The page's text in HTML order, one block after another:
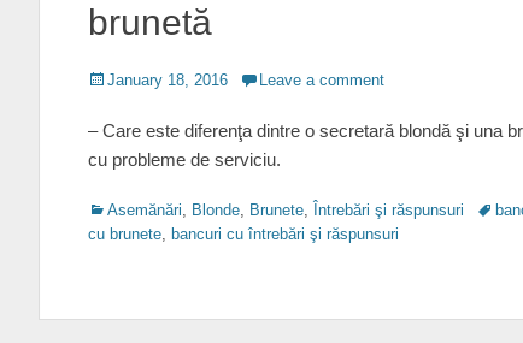
brunetă
Posted
January 18, 2016 Leave a comment
– Care este diferenţa dintre o secretară blondă şi una
cu probleme de serviciu.
Categories
Asemănări, Blonde, Brunete, Întrebări şi răspunsuri Tags
cu brunete, bancuri cu întrebări şi răspunsuri